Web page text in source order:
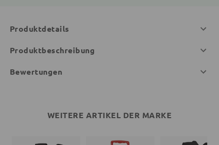
Produktdetails
Produktbeschreibung
Bewertungen
WEITERE ARTIKEL DER MARKE